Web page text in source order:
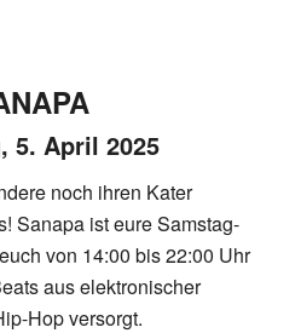
5. April 2025
noch ihren Kater
Sanapa ist eure Samstag-
von 14:00 bis 22:00 Uhr
aus elektronischer
Hop versorgt.